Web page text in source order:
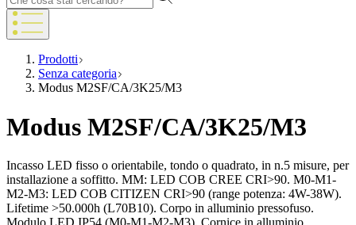
Prodotti
Senza categoria
Modus M2SF/CA/3K25/M3
Modus M2SF/CA/3K25/M3
Incasso LED fisso o orientabile, tondo o quadrato, in n.5 misure, per
installazione a soffitto. MM: LED COB CREE CRI>90. M0-M1-
M2-M3: LED COB CITIZEN CRI>90 (range potenza: 4W-38W).
Lifetime >50.000h (L70B10). Corpo in alluminio pressofuso.